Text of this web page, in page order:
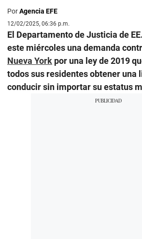
PorAgencia EFE
12/02/2025, 06:36 p.m.
El Departamento de Justicia de
este miércoles una demanda
Nueva York por una ley de 2019
todos sus residentes obtener una
conducir sin importar su estatus